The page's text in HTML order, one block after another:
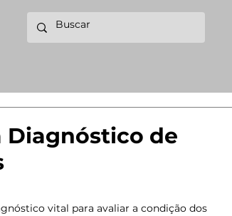
Diagnóstico de
vital para avaliar a condição dos